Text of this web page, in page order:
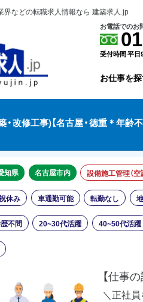
界などの転職求人情報なら 建築求人.jp
お電話でのお
受付時間 平
お仕事を
改修工事)【名古屋・徳重＊年齢不
知県 名古屋市内 設備施工管理（空
休み 車通勤可能 転勤なし
不問 20~30代活躍 40~50代活躍
【仕事の
＼正社員